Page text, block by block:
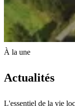
À la une
Actualités
L'essentiel de la vie